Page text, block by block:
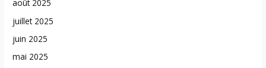
août 2025
juillet 2025
juin 2025
mai 2025